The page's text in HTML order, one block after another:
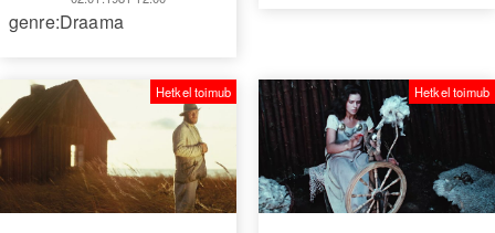
genre:Draama
Hetkel toimub Hetkel toimub